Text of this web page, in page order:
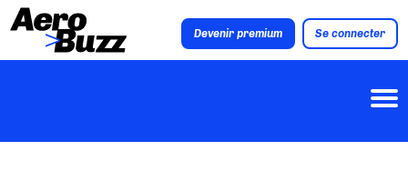
Devenir premium Se connecter